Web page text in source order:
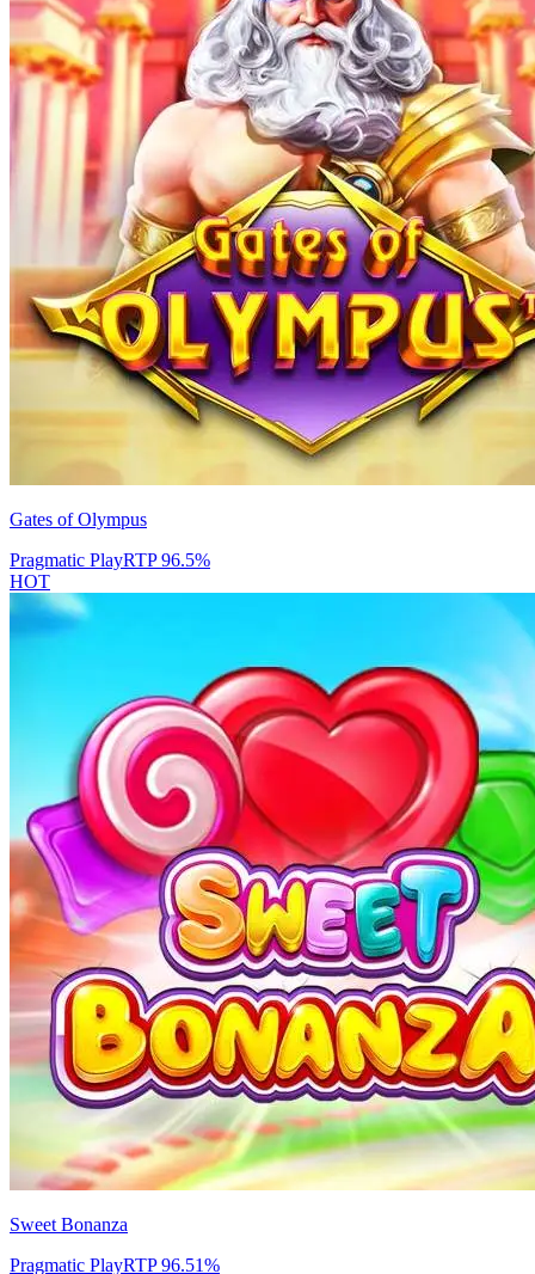
Gates of Olympus
Pragmatic PlayRTP96.5%
HOT
Sweet Bonanza
Pragmatic PlayRTP96.51%